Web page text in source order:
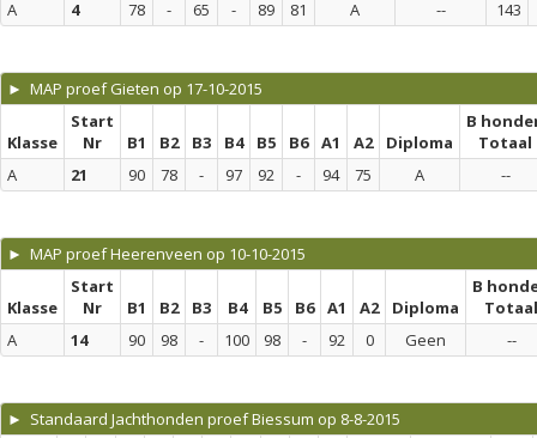
A 4 78 - 65 - 89 81 A -- 143
► MAP proef Gieten op 17-10-2015
Klasse
Start
Nr
B1 B2 B3 B4 B5 B6 A1 A2 Diploma
B
Totaal
A
21 90 78 - 97 92 - 94 75 A --
► MAP proef Heerenveen op 10-10-2015
Klasse
Start
Nr
B1 B2 B3 B4 B5 B6 A1 A2 Diploma
B
Totaal
A
14 90 98 - 100 98 - 92 0 Geen --
► Standaard Jachthonden proef Biessum op 8-8-2015